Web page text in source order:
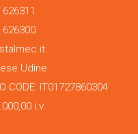
Udine
CODE: IT01727860304
i.v.